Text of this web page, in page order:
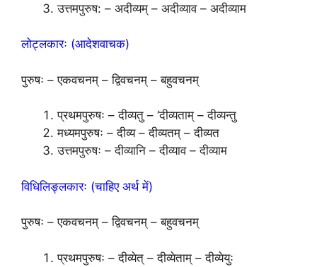
उत्तमपुरुष: – अदीव्यम् – अदीव्याव – अदीव्याम
लोट्लकारः (आदेशवाचक)
पुरुषः – एकवचनम् – द्विवचनम् – बहुवचनम्
प्रथमपुरुषः – दीव्यतु – ‘दीव्यताम् – दीव्यन्तु
मध्यमपुरुषः – दीव्य – दीव्यतम् – दीव्यत
उत्तमपुरुषः – दीव्यानि – दीव्याव – दीव्याम
विधिलिङ्लकारः (चाहिए अर्थ में)
पुरुषः – एकवचनम् – द्विवचनम् – बहुवचनम्
प्रथमपुरुषः – दीव्येत् – दीव्येताम् – दीव्येयुः